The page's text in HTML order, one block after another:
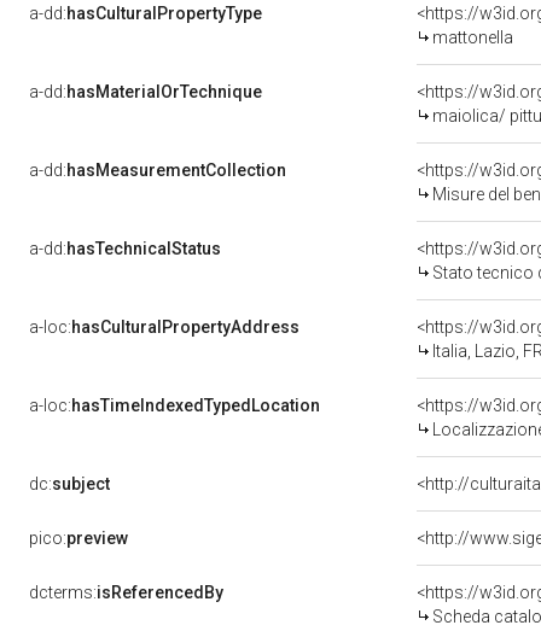
a-dd:hasCulturalPropertyType
<https://
mattonella
a-dd:hasMaterialOrTechnique
<https://
maiolica/
a-dd:hasMeasurementCollection
<https://
Misure del
a-dd:hasTechnicalStatus
<https://
Stato tecnico
a-loc:hasCulturalPropertyAddress
<https://
Italia, Lazio,
a-loc:hasTimeIndexedTypedLocation
<https://
dc:subject <http://
pico:preview
dcterms:isReferencedBy
<https://
Scheda